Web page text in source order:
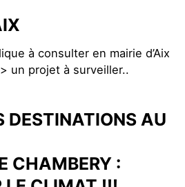
à consulter en mairie d’Aix
un projet à surveiller..
DESTINATIONS AU
CHAMBERY :